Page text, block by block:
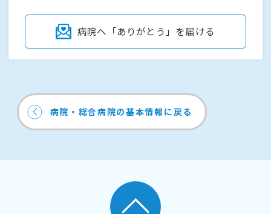
病院へ「ありがとう」を届ける
病院・総合病院の基本情報に戻る